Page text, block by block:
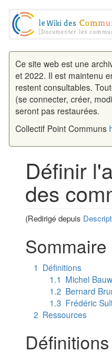
Ce site web est une
et 2022. Il est maintenu
restent consultables.
(se connecter, créer,
seront pas restaurées.
Collectif Point Communs
Définir
des
(Redirigé depuis
Sommaire
1 Définitions
1.1 Michel
1.2 Bernard
1.3 Frédéric
2 Ressources
Définitions